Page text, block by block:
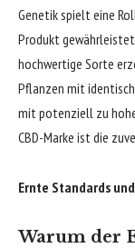
Genetik spielt eine
Produkt
hochwertige Sorte
Pflanzen mit
mit potenziell zu
CBD-Marke ist die
Ernte Standards
Warum der